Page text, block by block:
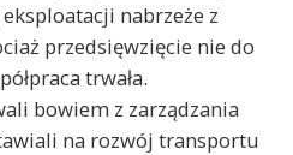
nabrzeże z
przedsięwzięcie nie do
trwała.
bowiem z zarządzania
na rozwój transportu